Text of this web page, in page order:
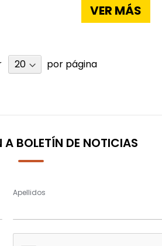
VER MÁS
por página
A BOLETÍN DE NOTICIAS
Apellidos